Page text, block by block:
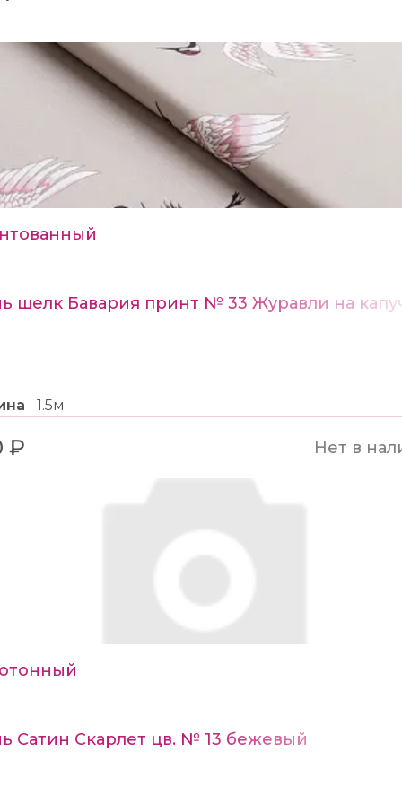
шелк Бавария принт № 33 Журавли на
1.5м
₽ Нет в
Сатин Скарлет цв. № 13 бежевый